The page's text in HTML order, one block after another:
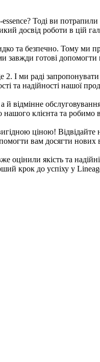
Тоді ви
досвід роботи в цій
та безпечно. Тому ми
завжди готові
2. І ми раді
та надійності нашої
відмінне
клієнта та
ціною!
вам досягти нових
оцінили якість та
крок до успіху у